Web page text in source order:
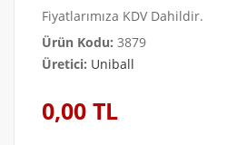
Fiyatlarımıza KDV Dahildir.
Ürün Kodu: 3879
Üretici: Uniball
0,00 TL